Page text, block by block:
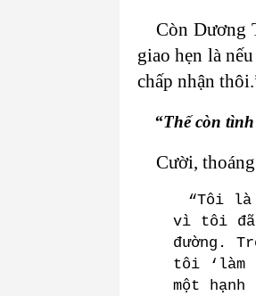
Còn Dương
giao hẹn là
chấp nhận
“Thế còn
Cười,
“Tôi là
vì tôi đã
đường.
tôi ‘làm
một